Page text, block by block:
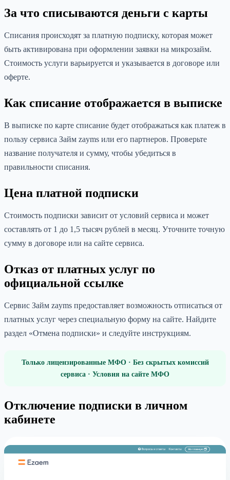
За что списываются деньги с карты
Списания происходят за платную подписку, которая может
быть активирована при оформлении заявки на микрозайм.
Стоимость услуги варьируется и указывается в договоре или
оферте.
Как списание отображается в выписке
В выписке по карте списание будет отображаться как платеж в
пользу сервиса Займ zayms или его партнеров. Проверьте
название получателя и сумму, чтобы убедиться в
правильности списания.
Цена платной подписки
Стоимость подписки зависит от условий сервиса и может
составлять от 1 до 1,5 тысяч рублей в месяц. Уточните точную
сумму в договоре или на сайте сервиса.
Отказ от платных услуг по
официальной ссылке
Сервис Займ zayms предоставляет возможность отписаться от
платных услуг через специальную форму на сайте. Найдите
раздел «Отмена подписки» и следуйте инструкциям.
Только лицензированные МФО · Без скрытых комиссий
сервиса · Условия на сайте МФО
Отключение подписки в личном
кабинете